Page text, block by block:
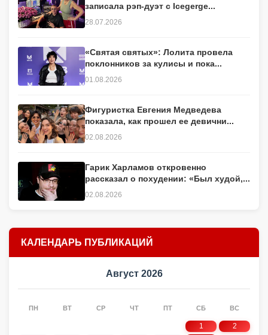
записала рэп-дуэт с Icegerge...
28.07.2026
«Святая святых»: Лолита провела
поклонников за кулисы и пока...
01.08.2026
Фигуристка Евгения Медведева
показала, как прошел ее девични...
02.08.2026
Гарик Харламов откровенно
рассказал о похудении: «Был худой,...
02.08.2026
КАЛЕНДАРЬ ПУБЛИКАЦИЙ
Август 2026
ПН ВТ СР ЧТ ПТ СБ ВС
1
2